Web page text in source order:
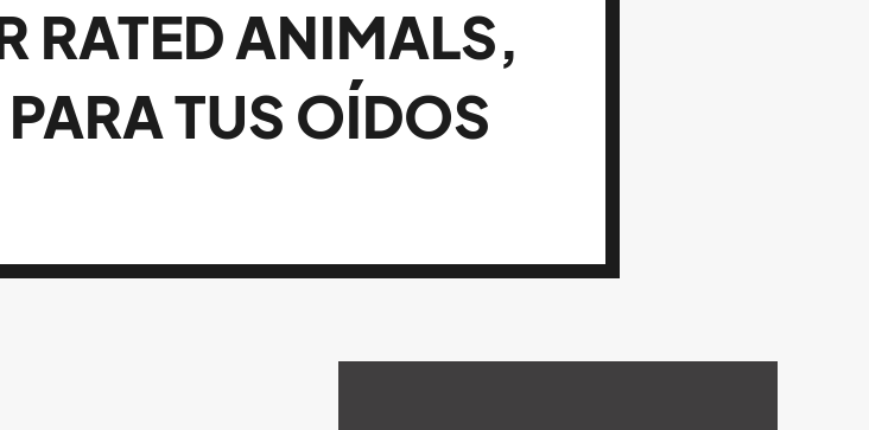
RATED ANIMALS,
TUS OÍDOS